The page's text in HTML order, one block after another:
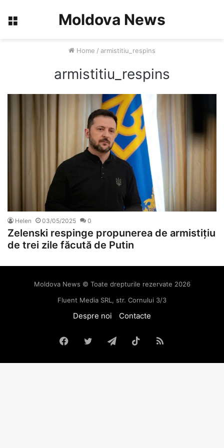
Menu Moldova News
Home / armistitiu_respins
armistitiu_respins
Helen 03/05/2025 0
Zelenski respinge propunerea de armistițiu
de trei zile făcută de Putin
Moldova News © Toate drepturile rezervate 2026
Fluent Media SRL, str. Cornului 3/3
Despre noi Contacte
Facebook
TwitterTelegramTikTokRSS